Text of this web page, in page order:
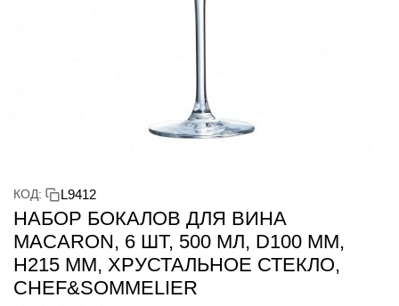
КОД: L9412
НАБОР БОКАЛОВ ДЛЯ ВИНА
MACARON, 6 ШТ, 500 МЛ, D100 ММ,
H215 ММ, ХРУСТАЛЬНОЕ СТЕКЛО,
CHEF&SOMMELIER